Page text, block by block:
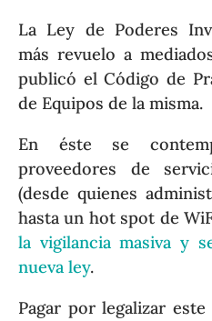
La Ley de Poderes
más revuelo a
publicó el Código de
de Equipos de la misma.
En éste se
proveedores de
(desde quienes
hasta un hot spot de
la vigilancia masiva y
nueva ley.
Pagar por legalizar